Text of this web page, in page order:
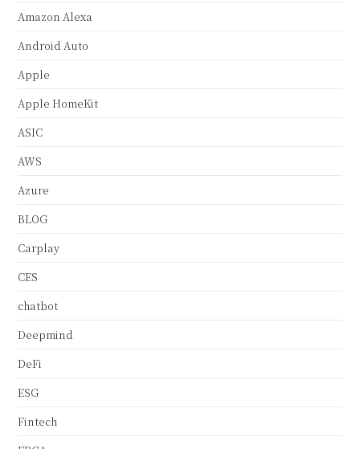
Amazon Alexa
Android Auto
Apple
Apple HomeKit
ASIC
AWS
Azure
BLOG
Carplay
CES
chatbot
Deepmind
DeFi
ESG
Fintech